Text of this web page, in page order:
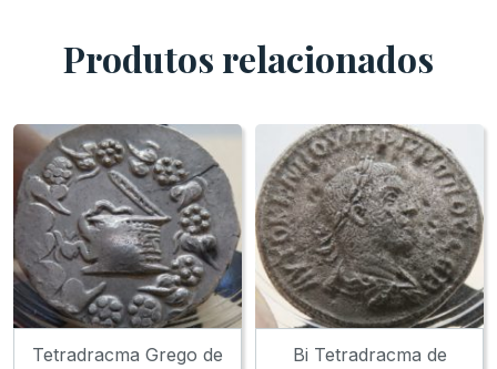
Produtos relacionados
Tetradracma Grego de
Bi Tetradracma de